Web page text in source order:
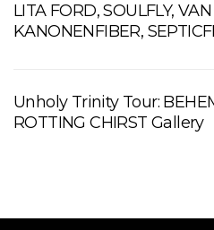
LITA FORD, SOULFLY,
KANONENFIBER,
Unholy Trinity Tour:
ROTTING CHIRST Gallery